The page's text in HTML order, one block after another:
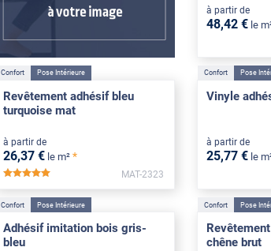
à partir de
48,42 € le
Confort Pose Intérieure
Revêtement adhésif bleu
turquoise mat
à partir de
26,37 € le m² *
MAT-2323
Confort Pose
Vinyle
à partir de
25,77 € le
Confort Pose Intérieure
Adhésif imitation bois gris-
bleu
Confort Pose
chêne brut